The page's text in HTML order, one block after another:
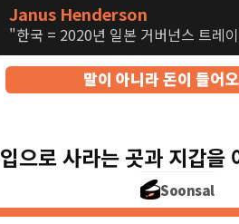
Janus Henderson
"한국 = 2020년 일본 거버넌스 트레
말이 아니라 돈이 들어
입으로 사라는 곳과 지갑을
Soonsal